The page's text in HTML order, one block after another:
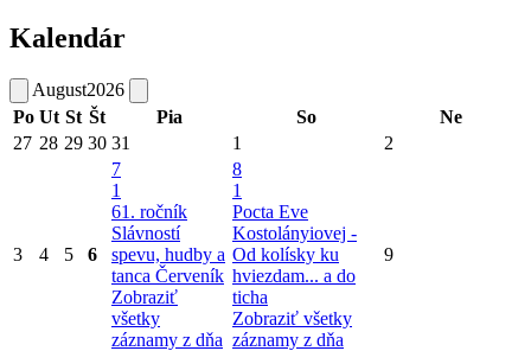
Kalendár
August2026
Po Ut St Št Pia So
Ne
27 28 29 30 31 1 2
3 4 5 6
7
1
61. ročník
Slávností
spevu, hudby a
tanca Červeník
Zobraziť
všetky
záznamy z dňa
8
1
Pocta Eve
Kostolányiovej -
Od kolísky ku
hviezdam... a do
ticha
Zobraziť všetky
záznamy z dňa
9